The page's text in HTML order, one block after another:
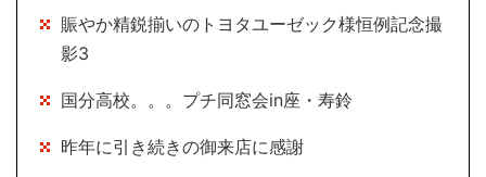
賑やか精鋭揃いのトヨタユーゼック様恒例記念撮
影3
国分高校。。。プチ同窓会in座・寿鈴
昨年に引き続きの御来店に感謝